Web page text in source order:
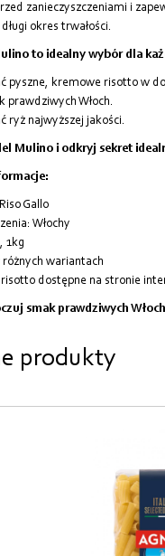
zanieczyszczeniami i
okres trwałości.
to idealny wybór dla
pyszne, kremowe risotto w
prawdziwych Włoch.
ryż najwyższej jakości.
Mulino i odkryj sekret
Gallo
Włochy
1kg
różnych wariantach
risotto dostępne na stronie
smak prawdziwych
produkty